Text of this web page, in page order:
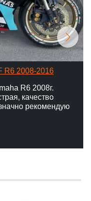
R6 2008-2016
R6 2008г.
качество
рекомендую